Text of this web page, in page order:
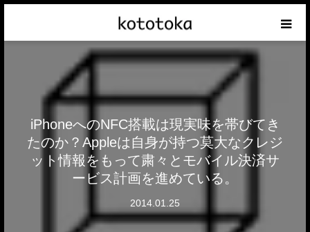
iPhoneへのNFC搭載は現実味を帯びてき
たのか？Appleは自身が持つ莫大なクレジ
ット情報をもって粛々とモバイル決済サ
ービス計画を進めている。
2014.01.25
Appleの話
クレジットカードの話
iPhoneの話
その他の話
テーマリスト